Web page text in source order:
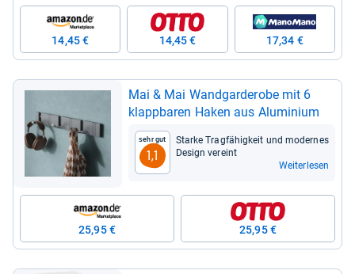
14,45 € 14,45 € 17,34 €
Mai & Mai Wand­gar­de­robe mit 6
klapp­ba­ren Haken aus Alu­mi­nium
Sehr gut
1,1
Starke Trag­fä­hig­keit und moder­nes
Design ver­eint
Weiterlesen
25,95 € 25,95 €